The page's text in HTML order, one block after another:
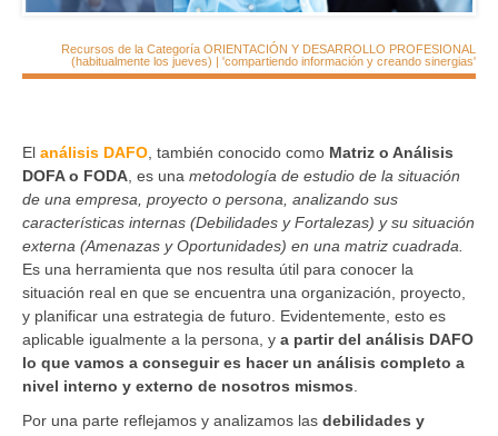
Recursos de la Categoría ORIENTACIÓN Y DESARROLLO PROFESIONAL
(habitualmente los jueves) | 'compartiendo información y creando sinergias'
El análisis DAFO , también conocido como Matriz o Análisis
DOFA o FODA , es una metodología de estudio de la situación
de una empresa, proyecto o persona, analizando sus
características internas (Debilidades y Fortalezas) y su situación
externa (Amenazas y Oportunidades) en una matriz cuadrada.
Es una herramienta que nos resulta útil para conocer la
situación real en que se encuentra una organización, proyecto,
y planificar una estrategia de futuro. Evidentemente, esto es
aplicable igualmente a la persona, y a partir del análisis DAFO
lo que vamos a conseguir es hacer un análisis completo a
nivel interno y externo de nosotros mismos
Por una parte reflejamos y analizamos las debilidades y